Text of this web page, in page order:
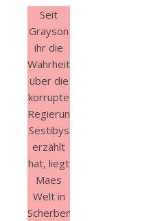
Seit
Grayson
ihr die
Wahrheit
über die
korrupte
Regierung
Sestibys
erzählt
hat, liegt
Maes
Welt in
Scherben.